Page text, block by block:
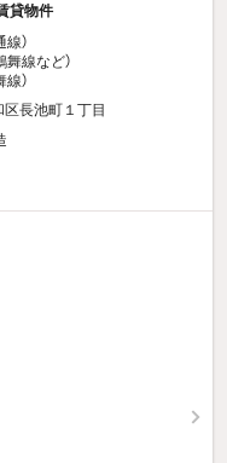
貸物件
線）
舞線など）
線）
長池町１丁目